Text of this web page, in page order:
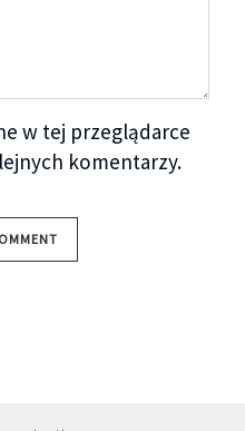
w tej przeglądarce
komentarzy.